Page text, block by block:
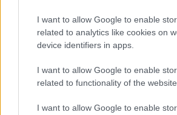
I want to allow Google to enable
related to analytics like cookies on
device identifiers in apps.
I want to allow Google to enable
related to functionality of the
I want to allow Google to enable
diDaniele Meloni
5 Giugno 2020, 4:12